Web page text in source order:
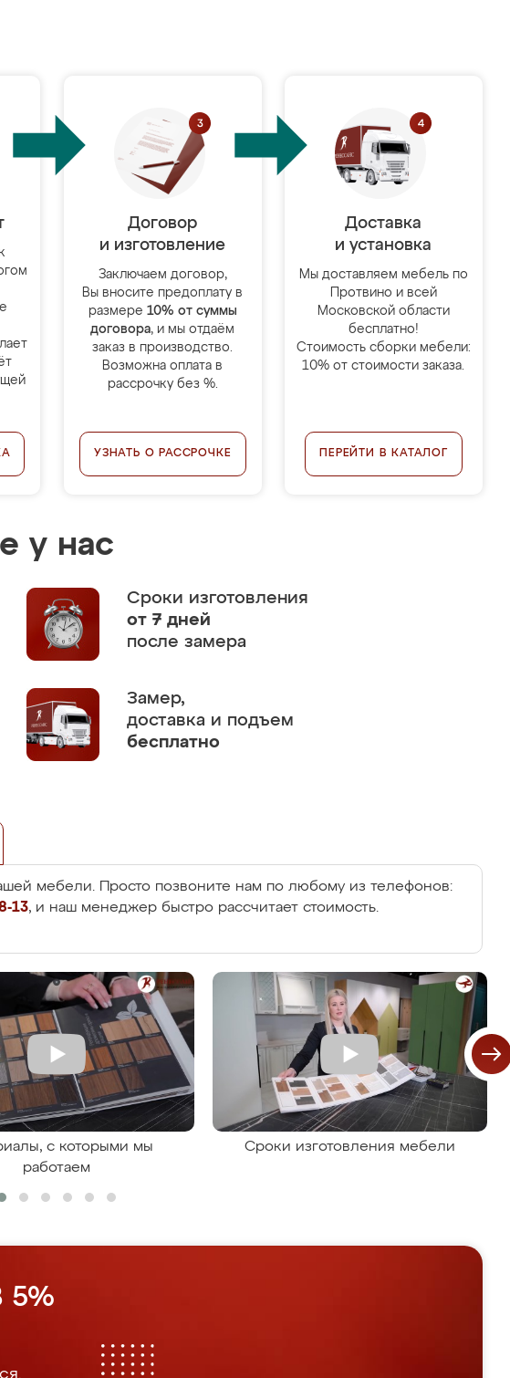
Договор
и изготовление
Заключаем договор,
Вы вносите предоплату в
размере 10% от суммы
договора, и мы отдаём
заказ в производство.
Возможна оплата в
рассрочку без %.
УЗНАТЬ О РАССРОЧКЕ
Доставка
и установка
Мы доставляем мебель по
Протвино и всей
Московской области
бесплатно!
Стоимость сборки мебели:
10% от стоимости заказа.
ПЕРЕЙТИ В КАТАЛОГ
у нас
Сроки изготовления
от 7 дней
после замера
Замер,
доставка и подъем
бесплатно
мебели. Просто позвоните нам по любому из телефонов:
13, и наш менеджер быстро рассчитает стоимость.
с которыми мы
работаем
Сроки изготовления мебели